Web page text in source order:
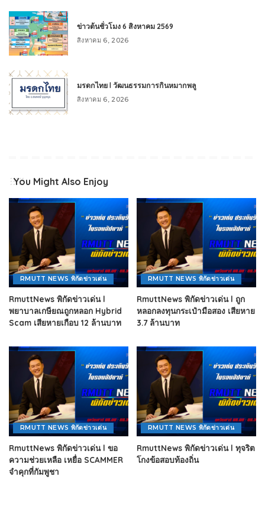
ข่าวต้นชั่วโมง 6 สิงหาคม 2569
สิงหาคม 6, 2026
มรดกไทย l วัฒนธรรมการกินหมากพลู
สิงหาคม 6, 2026
You Might Also Enjoy
RMUTT NEWS พิกัดข่าวเด่น
RmuttNews พิกัดข่าวเด่น l
พยาบาลเกษียณถูกหลอก Hybrid
Scam เสียหายเกือบ 12 ล้านบาท
RMUTT NEWS พิกัดข่าวเด่น
RmuttNews พิกัดข่าวเด่น l ถูก
หลอกลงทุนกระเป๋ามือสอง เสียหาย
3.7 ล้านบาท
RMUTT NEWS พิกัดข่าวเด่น
RmuttNews พิกัดข่าวเด่น l ขอ
ความช่วยเหลือ เหยื่อ SCAMMER
จำคุกที่กัมพูชา
RMUTT NEWS พิกัดข่าวเด่น
RmuttNews พิกัดข่าวเด่น l ทุจริต
โกงข้อสอบท้องถิ่น